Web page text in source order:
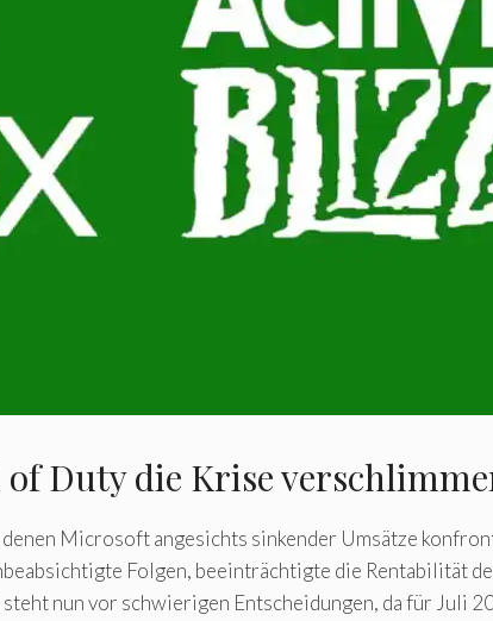
Duty die Krise
Microsoft angesichts sinkender Umsätze
Folgen, beeinträchtigte die Rentabilität
nun vor schwierigen Entscheidungen, da für Juli